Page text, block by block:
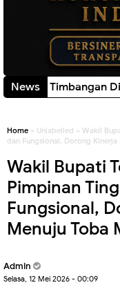
News
Home » Unlabelled » Wakil
dan Fungsional, Dorong
Wakil Bupati
Pimpinan
Fungsional,
Menuju Toba
Admin
Selasa, 12 Mei 2026 - 00:09